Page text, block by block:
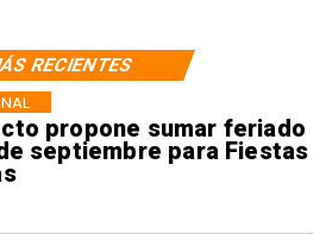
propone sumar feriado
septiembre para Fiestas
RECIENTES